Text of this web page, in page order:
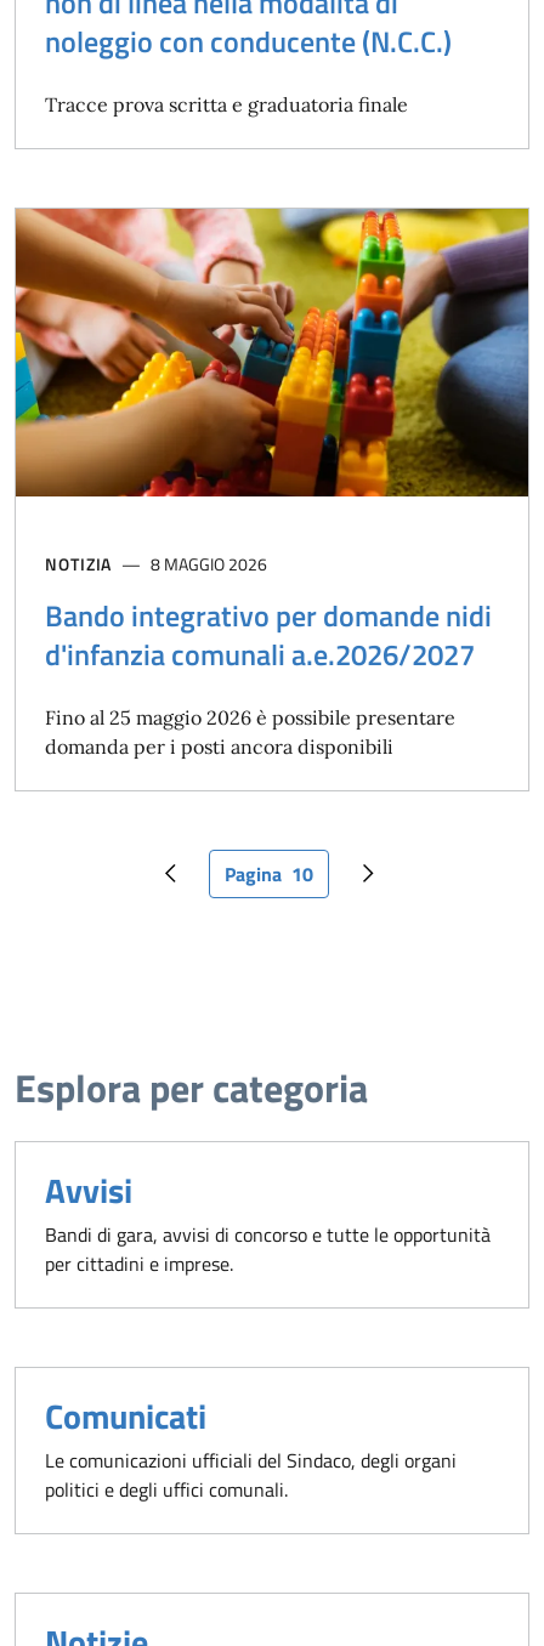
noleggio con conducente (N.C.C.)
Tracce prova scritta e graduatoria finale
NOTIZIA 8 MAGGIO 2026
Bando integrativo per domande nidi
d'infanzia comunali a.e.2026/2027
Fino al 25 maggio 2026 è possibile presentare
domanda per i posti ancora disponibili
Pagina precedentePagina attuale
Pagina 10 Pagina successiva
Esplora per categoria
Avvisi
Bandi di gara, avvisi di concorso e tutte le opportunità
per cittadini e imprese.
Comunicati
Le comunicazioni ufficiali del Sindaco, degli organi
politici e degli uffici comunali.